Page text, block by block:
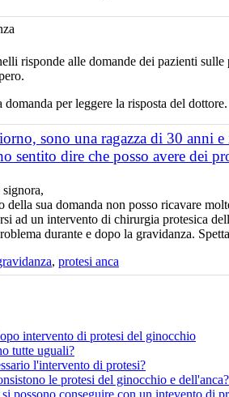
risponde alle domande dei pazienti
per leggere la risposta del dottore.
sono una ragazza di 30 anni
sentito dire che posso avere dei
della sua domanda non posso ricavare
ad un intervento di chirurgia protesica
durante e dopo la gravidanza.
, protesi anca
intervento di protesi del ginocchio
tutte uguali?
l'intervento di protesi?
le protesi del ginocchio e dell'anca?